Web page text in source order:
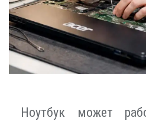
Ноутбук может